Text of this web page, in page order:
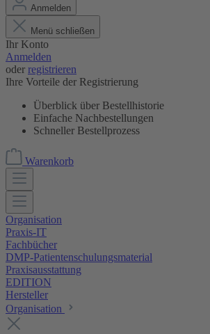
Anmelden
Menü schließen
Ihr Konto
Anmelden
oder registrieren
Ihre Vorteile der Registrierung
Überblick über Bestellhistorie
Einfache Nachbestellungen
Schneller Bestellprozess
Warenkorb
Organisation
Praxis-IT
Fachbücher
DMP-Patientenschulungsmaterial
Praxisausstattung
EDITION
Hersteller
Organisation